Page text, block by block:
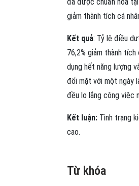
giảm thành tích cá
Kết quả: Tỷ lệ điều
76,2% giảm thành
dụng hết năng lượng
đối mặt với một ngày
đều lo lắng công việc
Kết luận: Tình trạng
cao.
Từ khóa